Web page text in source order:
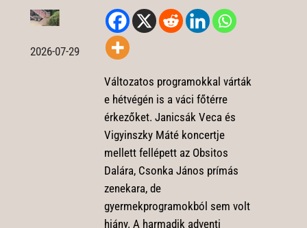
2026-07-29
Változatos programokkal várták
e hétvégén is a váci főtérre
érkezőket. Janicsák Veca és
Vigyinszky Máté koncertje
mellett fellépett az Obsitos
Dalára, Csonka János prímás
zenekara, de
gyermekprogramokból sem volt
hiány. A harmadik adventi